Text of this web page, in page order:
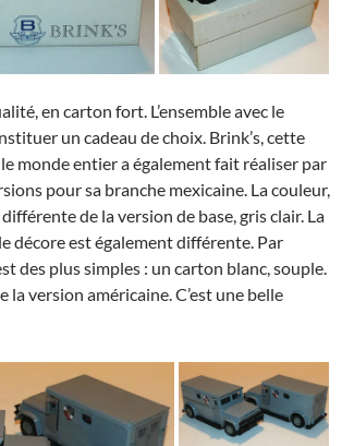
en carton fort. L’ensemble avec le
un cadeau de choix. Brink’s, cette
monde entier a également fait réaliser par
pour sa branche mexicaine. La couleur,
de la version de base, gris clair. La
décore est également différente. Par
des plus simples : un carton blanc, souple.
la version américaine. C’est une belle